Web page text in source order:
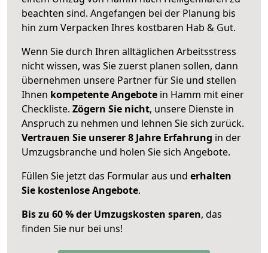
beachten sind. Angefangen bei der Planung bis
hin zum Verpacken Ihres kostbaren Hab & Gut.
Wenn Sie durch Ihren alltäglichen Arbeitsstress
nicht wissen, was Sie zuerst planen sollen, dann
übernehmen unsere Partner für Sie und stellen
Ihnen kompetente Angebote in Hamm mit einer
Checkliste. Zögern Sie nicht, unsere Dienste in
Anspruch zu nehmen und lehnen Sie sich zurück.
Vertrauen Sie unserer 8 Jahre Erfahrung in der
Umzugsbranche und holen Sie sich Angebote.
Füllen Sie jetzt das Formular aus und erhalten
Sie kostenlose Angebote.
Bis zu 60 % der Umzugskosten sparen, das
finden Sie nur bei uns!